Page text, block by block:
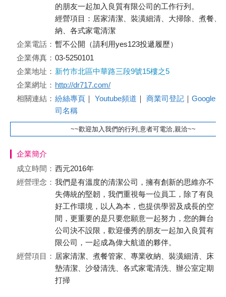
的朋友一起加入良質有限公司的工作行列。
經營項目：居家清潔、裝潢細清、大掃除、煮餐、
納、各式家電清潔
企業電話： 暫不公開（請利用yes123投遞履歷）
企業傳真： 03-5250101
企業地址： 新竹市北區中華路三段9號15樓之5
企業網址： http://dr717.com/
相關連結： 紛絲專頁 ｜ Youtube頻道 ｜ 商業司登記 ｜ Google查
司名稱
~~歡迎加入我們的行列,意者可電洽,親洽~~
企業簡介
成立時間： 西元2016年
經營理念： 我們是有溫度的清潔公司，擁有創新的思維亦不
失傳統的堅韌，我們重視每一位員工，除了有良
好工作環境，以人為本，也提供學習及成長的空
間，更重要的是只要您願意一起努力，您的舞台
公司決不設限，歡迎優秀的朋友一起加入良質有
限公司，一起成為偉大航道的夥伴。
經營項目： 居家清潔、煮餐管家、專業收納、裝潢細清、床
墊清潔、沙發清洗、各式家電清洗、辦公室定期
打掃